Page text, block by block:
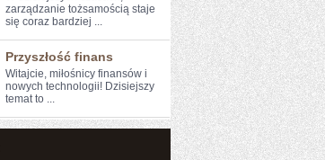
zarządzanie tożsamością ⁤staje
się coraz ‍bardziej ...
Przyszłość finans
Witajcie, miłośnicy finansów i
⁤nowych technologii! Dzisiejszy
⁤temat to ...